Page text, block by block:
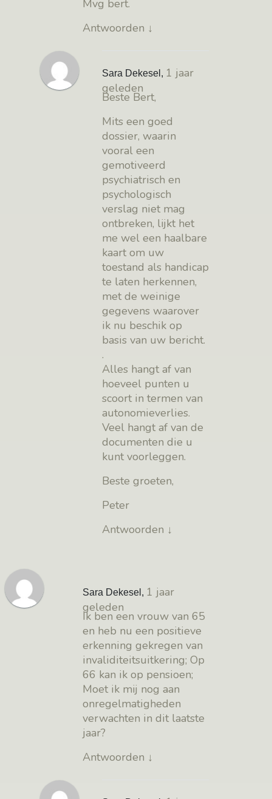
Mvg bert.
Antwoorden ↓
Sara Dekesel , 1 jaar
geleden
Beste Bert,
Mits een goed
dossier, waarin
vooral een
gemotiveerd
psychiatrisch en
psychologisch
verslag niet mag
ontbreken, lijkt het
me wel een haalbare
kaart om uw
toestand als handicap
te laten herkennen,
met de weinige
gegevens waarover
ik nu beschik op
basis van uw bericht.
.
Alles hangt af van
hoeveel punten u
scoort in termen van
autonomieverlies.
Veel hangt af van de
documenten die u
kunt voorleggen.
Beste groeten,
Peter
Antwoorden ↓
Sara Dekesel , 1 jaar
geleden
Ik ben een vrouw van 65
en heb nu een positieve
erkenning gekregen van
invaliditeitsuitkering; Op
66 kan ik op pensioen;
Moet ik mij nog aan
onregelmatigheden
verwachten in dit laatste
jaar?
Antwoorden ↓